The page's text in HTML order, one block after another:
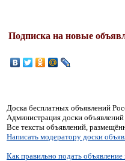
Подписка на новые
Доска бесплатных объявлений
Администрация доски объявлений
Все тексты объявлений,
Написать модератору доски
Как правильно подать